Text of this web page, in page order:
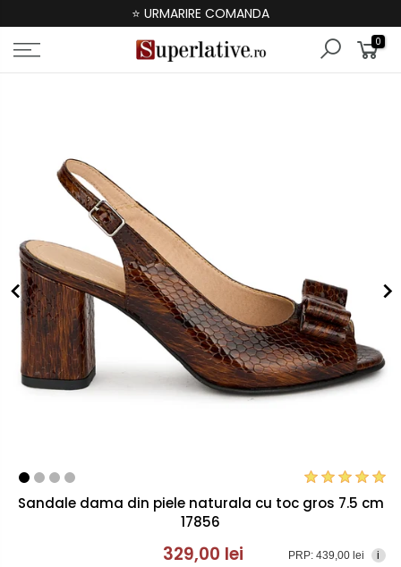
⭐ URMARIRE COMANDA
0
Sandale dama din piele naturala cu toc gros 7.5 cm
17856
329,00 lei PRP: 439,00 lei i